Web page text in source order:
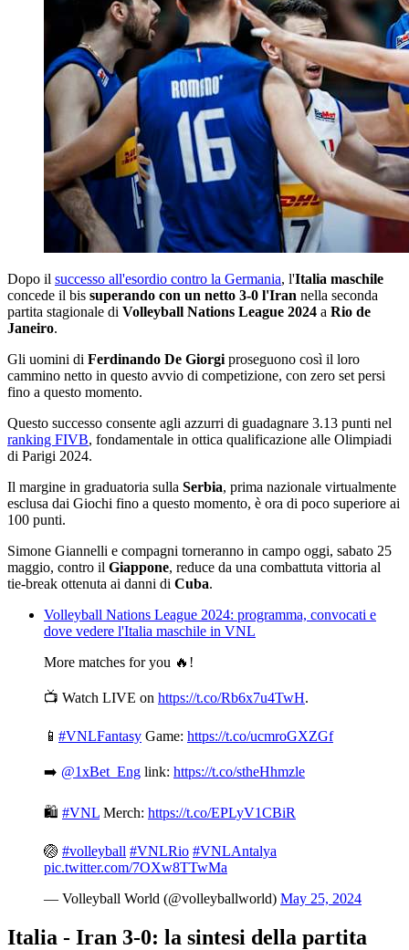
Dopo il successo all'esordio contro la Germania, l'Italia maschile
concede il bis superando con un netto 3-0 l'Iran nella seconda
partita stagionale di Volleyball Nations League 2024 a Rio de
Janeiro.
Gli uomini di Ferdinando De Giorgi proseguono così il loro
cammino netto in questo avvio di competizione, con zero set persi
fino a questo momento.
Questo successo consente agli azzurri di guadagnare 3.13 punti nel
ranking FIVB, fondamentale in ottica qualificazione alle Olimpiadi
di Parigi 2024.
Il margine in graduatoria sulla Serbia, prima nazionale virtualmente
esclusa dai Giochi fino a questo momento, è ora di poco superiore ai
100 punti.
Simone Giannelli e compagni torneranno in campo oggi, sabato 25
maggio, contro il Giappone, reduce da una combattuta vittoria al
tie-break ottenuta ai danni di Cuba.
Volleyball Nations League 2024: programma, convocati e
dove vedere l'Italia maschile in VNL
More matches for you 🔥!
📺 Watch LIVE on https://t.co/Rb6x7u4TwH.
📱 #VNLFantasy Game: https://t.co/ucmroGXZGf
➡️ @1xBet_Eng link: https://t.co/stheHhmzle
🛍️ #VNL Merch: https://t.co/EPLyV1CBiR
🏐 #volleyball #VNLRio #VNLAntalya
pic.twitter.com/7OXw8TTwMa
— Volleyball World (@volleyballworld) May 25, 2024
Italia - Iran 3-0: la sintesi della partita